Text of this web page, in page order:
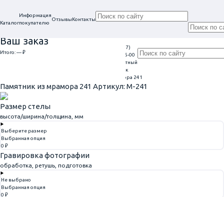
Каталог
Информация
покупателю
ОтзывыКонтакты
Ваш заказ
Итого:— ₽
Проконсультируем
+7 (917)
113-05-00
Обратный
звонок
Памятник из мрамора 241
Памятник из мрамора 241 Артикул: M-241
Размер стелы
высота/ширина/толщина, мм
Выберите размер
Выбранная опция
0 ₽
Гравировка фотографии
обработка, ретушь, подготовка
Не выбрано
Выбранная опция
0 ₽